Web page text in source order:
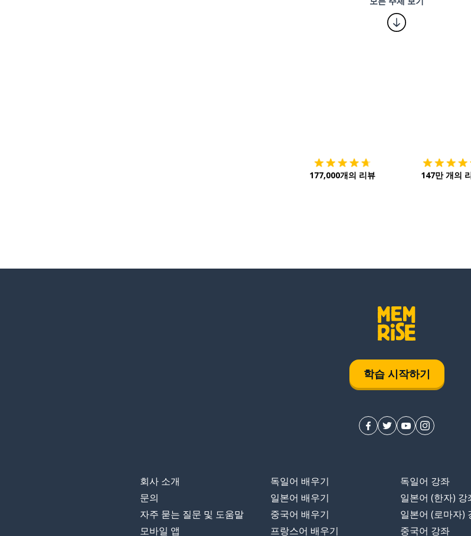
177,000개의 리뷰 147만 개의
학습 시작하기
회사 소개
문의
자주 묻는 질문 및 도움말
모바일 앱
독일어 배우기
일본어 배우기
중국어 배우기
프랑스어 배우기
독일어 강좌
일본어 (한자) 강
일본어 (로마자)
중국어 강좌